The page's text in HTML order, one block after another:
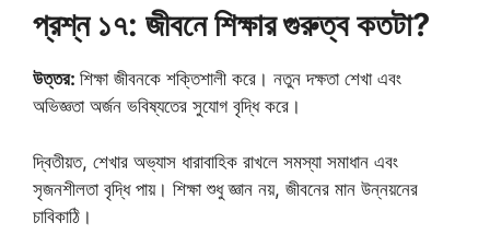
প্রশ্ন ১৭: জীবনে শিক্ষার গুরুত্ব কতটা?
উত্তর: শিক্ষা জীবনকে শক্তিশালী করে। নতুন দক্ষতা শেখা এবং
অভিজ্ঞতা অর্জন ভবিষ্যতের সুযোগ বৃদ্ধি করে।
দ্বিতীয়ত, শেখার অভ্যাস ধারাবাহিক রাখলে সমস্যা সমাধান এবং
সৃজনশীলতা বৃদ্ধি পায়। শিক্ষা শুধু জ্ঞান নয়, জীবনের মান উন্নয়নের
চাবিকাঠি।